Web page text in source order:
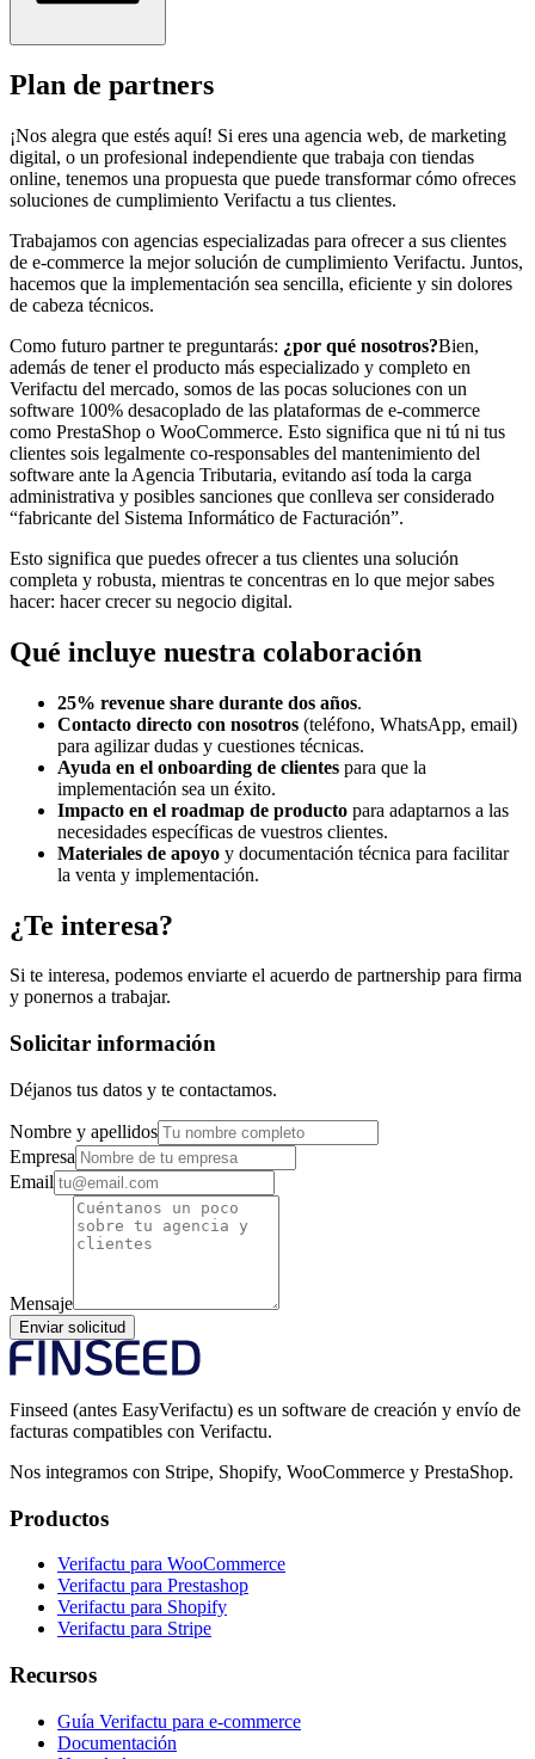
Plan de partners
¡Nos alegra que estés aquí! Si eres una agencia web, de marketing
digital, o un profesional independiente que trabaja con tiendas
online, tenemos una propuesta que puede transformar cómo ofreces
soluciones de cumplimiento Verifactu a tus clientes.
Trabajamos con agencias especializadas para ofrecer a sus clientes
de e-commerce la mejor solución de cumplimiento Verifactu. Juntos,
hacemos que la implementación sea sencilla, eficiente y sin dolores
de cabeza técnicos.
Como futuro partner te preguntarás: ¿por qué nosotros?Bien,
además de tener el producto más especializado y completo en
Verifactu del mercado, somos de las pocas soluciones con un
software 100% desacoplado de las plataformas de e-commerce
como PrestaShop o WooCommerce. Esto significa que ni tú ni tus
clientes sois legalmente co-responsables del mantenimiento del
software ante la Agencia Tributaria, evitando así toda la carga
administrativa y posibles sanciones que conlleva ser considerado
“fabricante del Sistema Informático de Facturación”.
Esto significa que puedes ofrecer a tus clientes una solución
completa y robusta, mientras te concentras en lo que mejor sabes
hacer: hacer crecer su negocio digital.
Qué incluye nuestra colaboración
25% revenue share durante dos años.
Contacto directo con nosotros (teléfono, WhatsApp, email)
para agilizar dudas y cuestiones técnicas.
Ayuda en el onboarding de clientes para que la
implementación sea un éxito.
Impacto en el roadmap de producto para adaptarnos a las
necesidades específicas de vuestros clientes.
Materiales de apoyo y documentación técnica para facilitar
la venta y implementación.
¿Te interesa?
Si te interesa, podemos enviarte el acuerdo de partnership para firma
y ponernos a trabajar.
Solicitar información
Déjanos tus datos y te contactamos.
Nombre y apellidos
Empresa
Email
Mensaje
Enviar solicitud
Finseed (antes EasyVerifactu) es un software de creación y envío de
facturas compatibles con Verifactu.
Nos integramos con Stripe, Shopify, WooCommerce y PrestaShop.
Productos
Verifactu para WooCommerce
Verifactu para Prestashop
Verifactu para Shopify
Verifactu para Stripe
Recursos
Guía Verifactu para e-commerce
Documentación